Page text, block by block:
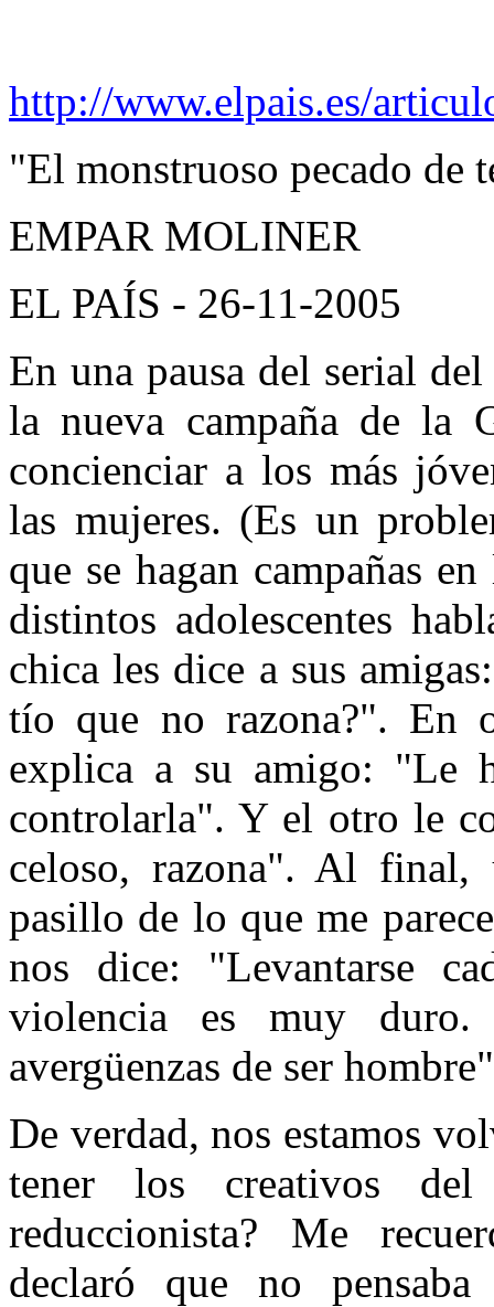
http://www.elpais.es/
"El monstruoso pecado de
EMPAR MOLINER
EL PAÍS - 26-11-2005
En una pausa del serial
la nueva campaña de la
concienciar a los más
las mujeres. (Es un
que se hagan campañas
distintos adolescentes
chica les dice a sus
tío que no razona?". En
explica a su amigo: "Le
controlarla". Y el otro le
celoso, razona". Al
pasillo de lo que me
nos dice: "Levantarse
violencia es muy
avergüenzas de ser
De verdad, nos estamos
tener los creativos
reduccionista? Me
declaró que no